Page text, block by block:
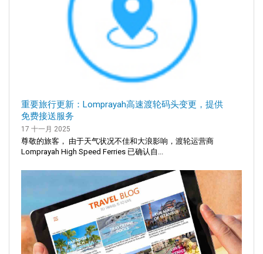
重要旅行更新：Lomprayah高速渡轮码头变更，提供
免费接送服务
17 十一月 2025
尊敬的旅客， 由于天气状况不佳和大浪影响，渡轮运营商
Lomprayah High Speed Ferries 已确认自...